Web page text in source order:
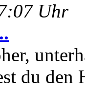
Uhr
du den